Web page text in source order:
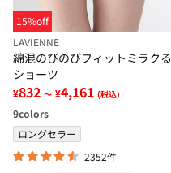
15%off
LAVIENNE
綿混のびのびフィットミラクる
ショーツ
¥832 ～ ¥4,161 (税込)
9colors
ロングセラー
2352件